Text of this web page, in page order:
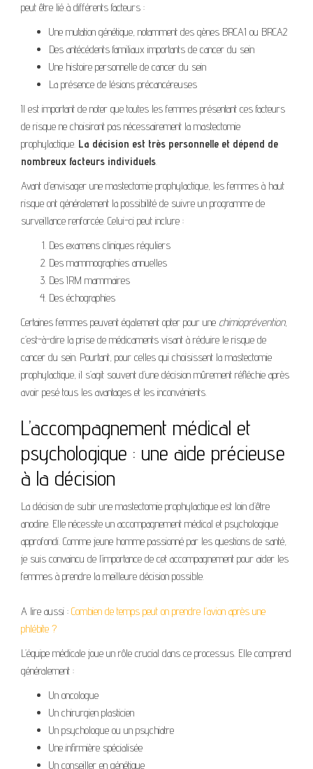
peut être lié à différents facteurs :
Une mutation génétique, notamment des gènes BRCA1 ou BRCA2
Des antécédents familiaux importants de cancer du sein
Une histoire personnelle de cancer du sein
La présence de lésions précancéreuses
Il est important de noter que toutes les femmes présentant ces facteurs
de risque ne choisiront pas nécessairement la mastectomie
prophylactique. La décision est très personnelle et dépend de
nombreux facteurs individuels.
Avant d’envisager une mastectomie prophylactique, les femmes à haut
risque ont généralement la possibilité de suivre un programme de
surveillance renforcée. Celui-ci peut inclure :
Des examens cliniques réguliers
Des mammographies annuelles
Des IRM mammaires
Des échographies
Certaines femmes peuvent également opter pour une chimioprévention,
c’est-à-dire la prise de médicaments visant à réduire le risque de
cancer du sein. Pourtant, pour celles qui choisissent la mastectomie
prophylactique, il s’agit souvent d’une décision mûrement réfléchie après
avoir pesé tous les avantages et les inconvénients.
L’accompagnement médical et
psychologique : une aide précieuse
à la décision
La décision de subir une mastectomie prophylactique est loin d’être
anodine. Elle nécessite un accompagnement médical et psychologique
approfondi. Comme jeune homme passionné par les questions de santé,
je suis convaincu de l’importance de cet accompagnement pour aider les
femmes à prendre la meilleure décision possible.
A lire aussi : Combien de temps peut on prendre l’avion après une
phlébite ?
L’équipe médicale joue un rôle crucial dans ce processus. Elle comprend
généralement :
Un oncologue
Un chirurgien plasticien
Un psychologue ou un psychiatre
Une infirmière spécialisée
Un conseiller en génétique